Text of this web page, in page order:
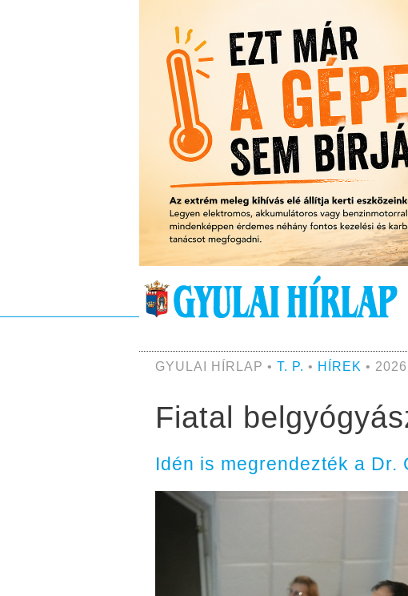
GYULAI HÍRLAP • T. P. • HÍREK •
Fiatal
Idén is megrendezték a Dr.